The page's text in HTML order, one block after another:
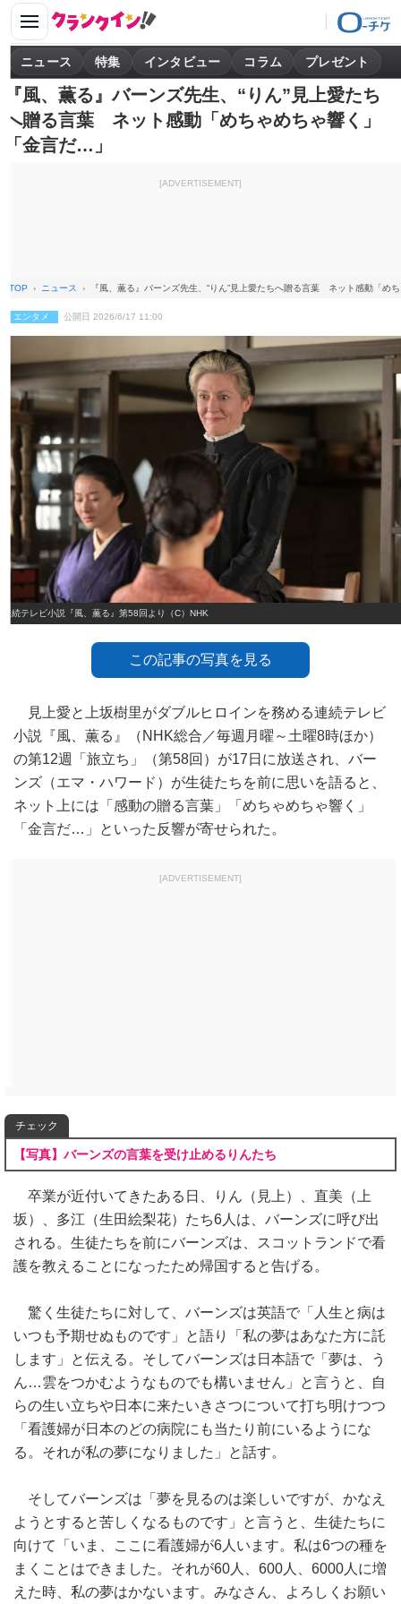
ニュース 特集 インタビュー コラム プレゼント
『風、薫る』バーンズ先生、“りん”見上愛たち
へ贈る言葉 ネット感動「めちゃめちゃ響く」
「金言だ…」
[ADVERTISEMENT]
TOP ニュース 『風、薫る』バーンズ先生、“りん”見上愛たちへ贈る言葉 ネット感動「め
エンタメ 公開日 2026/6/17 11:00
連続テレビ小説『風、薫る』第58回より（C）NHK
この記事の写真を見る
見上愛と上坂樹里がダブルヒロインを務める連続テレビ
小説『風、薫る』（NHK総合／毎週月曜～土曜8時ほか）
の第12週「旅立ち」（第58回）が17日に放送され、バー
ンズ（エマ・ハワード）が生徒たちを前に思いを語ると、
ネット上には「感動の贈る言葉」「めちゃめちゃ響く」
「金言だ…」といった反響が寄せられた。
[ADVERTISEMENT]
チェック
【写真】バーンズの言葉を受け止めるりんたち
卒業が近付いてきたある日、りん（見上）、直美（上
坂）、多江（生田絵梨花）たち6人は、バーンズに呼び出
される。生徒たちを前にバーンズは、スコットランドで看
護を教えることになったため帰国すると告げる。
驚く生徒たちに対して、バーンズは英語で「人生と病は
いつも予期せぬものです」と語り「私の夢はあなた方に託
します」と伝える。そしてバーンズは日本語で「夢は、う
ん…雲をつかむようなものでも構いません」と言うと、自
らの生い立ちや日本に来たいきさつについて打ち明けつつ
「看護婦が日本のどの病院にも当たり前にいるようにな
る。それが私の夢になりました」と話す。
そしてバーンズは「夢を見るのは楽しいですが、かなえ
ようとすると苦しくなるものです」と言うと、生徒たちに
向けて「いま、ここに看護婦が6人います。私は6つの種を
まくことはできました。それが60人、600人、6000人に増
えた時、私の夢はかないます。みなさん、よろしくお願い